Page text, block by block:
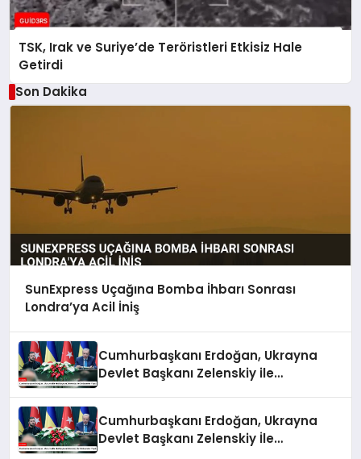
TSK, Irak ve Suriye’de Teröristleri Etkisiz Hale
Getirdi
Son Dakika
SunExpress Uçağına Bomba İhbarı Sonrası
Londra’ya Acil İniş
Cumhurbaşkanı Erdoğan, Ukrayna
Devlet Başkanı Zelenskiy ile
Cumhurbaşkanı Erdoğan, Ukrayna
Devlet Başkanı Zelenskiy İle